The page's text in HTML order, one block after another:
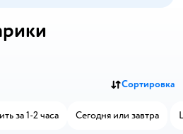
Сортировка
за 1-2 часа Сегодня или завтра